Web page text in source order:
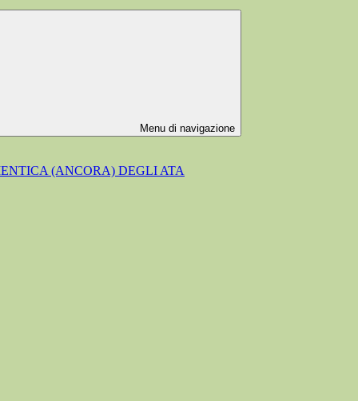
Menu di navigazione
(ANCORA) DEGLI ATA